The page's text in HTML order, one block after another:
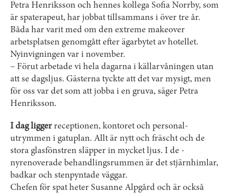
Petra Henriksson och hennes kollega Sofia Norrby, som
är spaterapeut, har jobbat tillsammans i över tre år.
Båda har varit med om den extreme makeover
arbetsplatsen genomgått efter ägarbytet av hotellet.
Nyinvigningen var i november.
– Förut arbetade vi hela dagarna i källar­våningen utan
att se dagsljus. Gästerna tyckte att det var mysigt, men
för oss var det som att jobba i en gruva, säger Petra
Henriksson.
I dag liggerreceptionen, kontoret och personal­
utrymmen i gatuplan. Allt är nytt och fräscht och de
stora glasfönstren släpper in mycket ljus. I de ­
nyrenoverade ­behandlingsrummen är det stjärnhimlar,
badkar och sten­pyntade väggar.
Chefen för spat heter Susanne Alpgård och är också